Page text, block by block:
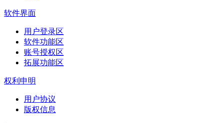
软件界面
用户登录区
软件功能区
账号授权区
拓展功能区
权利申明
用户协议
版权信息